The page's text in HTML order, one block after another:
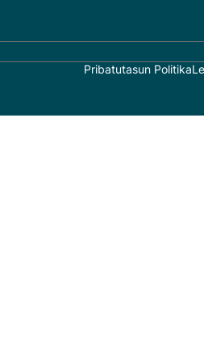
Pribatutasun Politika